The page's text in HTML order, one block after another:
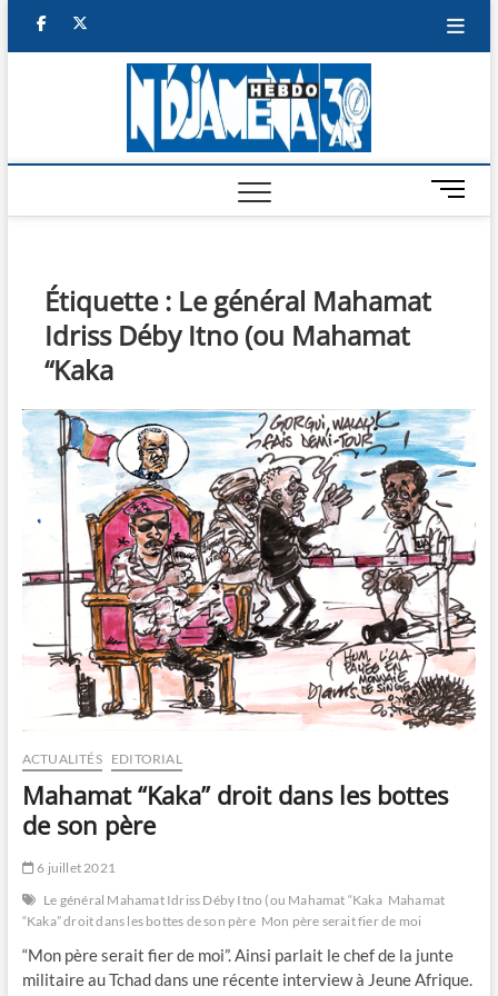
facebook
M
e
n
Étiquette : Le général Mahamat
Idriss Déby Itno (ou Mahamat
“Kaka
ACTUALITÉS EDITORIAL
Mahamat “Kaka” droit dans les bottes
de son père
6 juillet 2021
Le général Mahamat Idriss Déby Itno (ou Mahamat “Kaka Mahamat
“Kaka” droit dans les bottes de son père Mon père serait fier de moi
“Mon père serait fier de moi”. Ainsi parlait le chef de la junte
militaire au Tchad dans une récente interview à Jeune Afrique.